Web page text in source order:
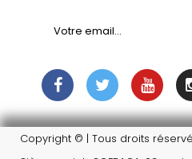
Copyright © | Tous droits